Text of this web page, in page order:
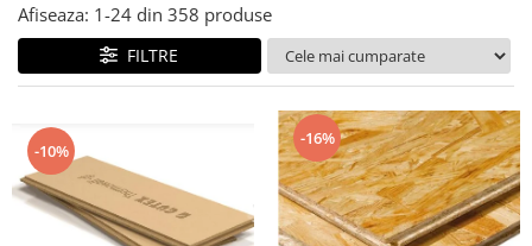
Tâmplărie
Instalații
Afiseaza: 1-24 din 358 produse
FILTRE
-10%
-16%